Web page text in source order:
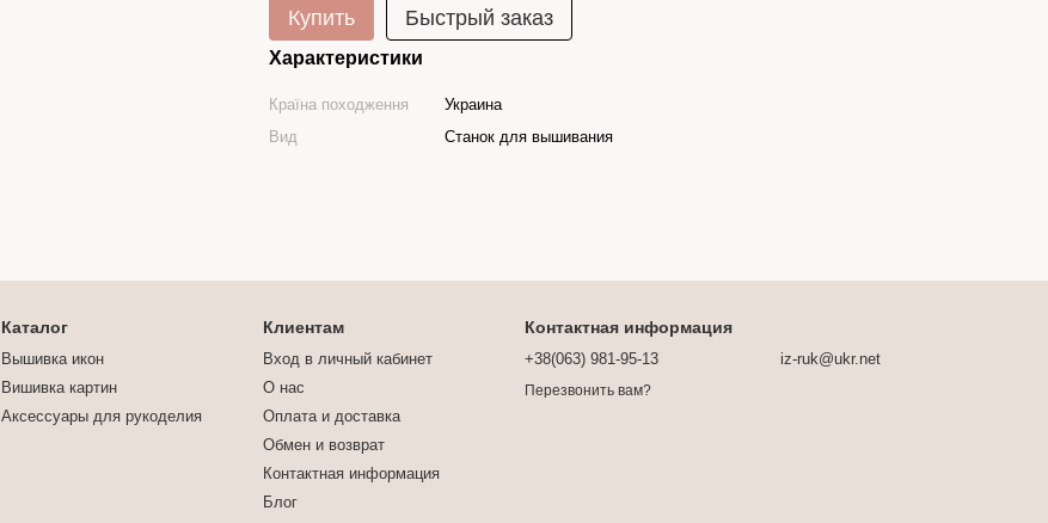
Купить Быстрый заказ
Характеристики
Країна походження
Украина
Вид
Станок для вышивания
Каталог
Вышивка икон
Вишивка картин
Аксессуары для рукоделия
Клиентам
Вход в личный кабинет
О нас
Оплата и доставка
Обмен и возврат
Контактная информация
Блог
Контактная информация
+38(063) 981-95-13
Перезвонить вам?
iz-ruk@ukr.net